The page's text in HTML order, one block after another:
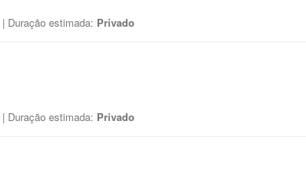
| Duração estimada: Privado
| Duração estimada: Privado